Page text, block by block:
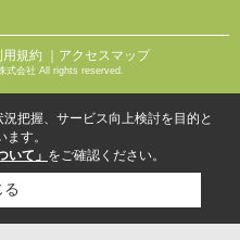
用規約 ｜アクセスマップ
式会社 All rights reserved.
把握、サービス向上検討を目的と
す。
いて」 をご確認ください。
る